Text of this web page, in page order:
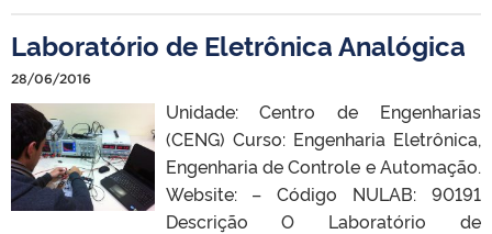
Laboratório de Eletrônica Analógica
28/06/2016
Unidade: Centro de Engenharias
(CENG) Curso: Engenharia Eletrônica,
Engenharia de Controle e Automação.
Website: – Código NULAB: 90191
Descrição O Laboratório de